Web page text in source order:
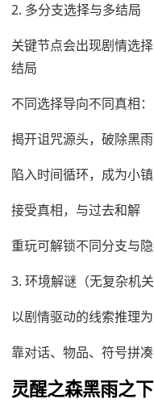
2. 多分支选择与多结局
关键节点会出现剧情选
结局
不同选择导向不同真相：
揭开诅咒源头，破除黑雨
陷入时间循环，成为小
接受真相，与过去和解
重玩可解锁不同分支与
3. 环境解谜（无复杂机关
以剧情驱动的线索推理
靠对话、物品、符号拼
灵醒之森黑雨之